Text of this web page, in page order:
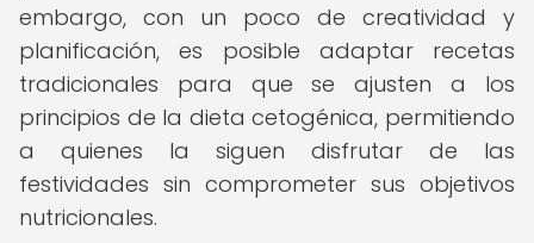
embargo, con un poco de creatividad y
planificación, es posible adaptar recetas
tradicionales para que se ajusten a los
principios de la dieta cetogénica, permitiendo
a quienes la siguen disfrutar de las
festividades sin comprometer sus objetivos
nutricionales.